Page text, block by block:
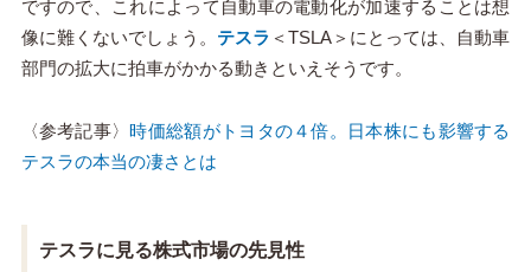
ですので、これによって自動車の電動化が加速することは想
像に難くないでしょう。 テスラ ＜TSLA＞にとっては、自動車
部門の拡大に拍車がかかる動きといえそうです。
〈参考記事〉時価総額がトヨタの４倍。日本株にも影響する
テスラの本当の凄さとは
テスラに見る株式市場の先見性